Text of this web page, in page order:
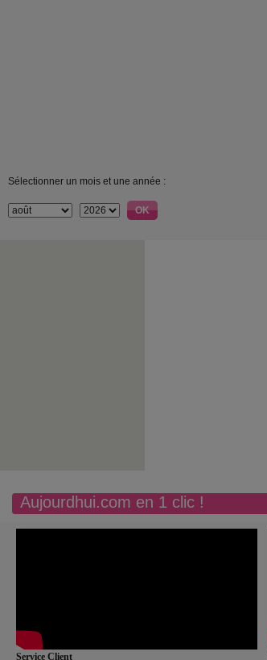
Sélectionner un mois et une année :
Aujourdhui.com en 1 clic !
Service Client